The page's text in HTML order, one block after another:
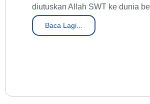
diutuskan Allah SWT ke dunia
Baca Lagi...